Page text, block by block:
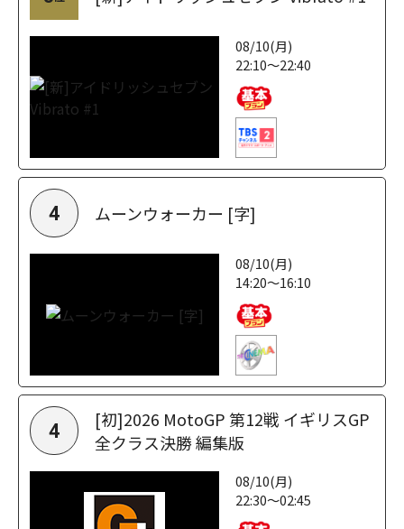
08/10(月)
22:10～22:40
4 ムーンウォーカー [字]
08/10(月)
14:20～16:10
4
[初]2026 MotoGP 第12戦 イギリスGP
全クラス決勝 編集版
08/10(月)
22:30～02:45